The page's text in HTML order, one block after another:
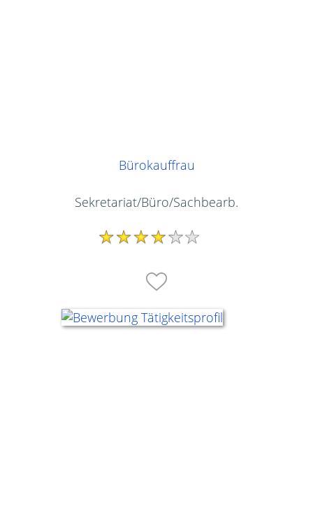
Bürokauffrau
Sekretariat/Büro/Sachbearb.